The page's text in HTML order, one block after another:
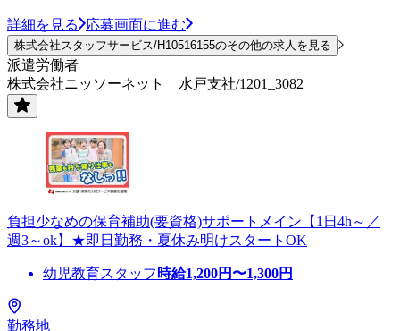
詳細を見る 応募画面に進む
株式会社スタッフサービス/H10516155のその他の求人を見る
派遣労働者
株式会社ニッソーネット 水戸支社/1201_3082
負担少なめの保育補助(要資格)サポートメイン【1日4h～／
週3～ok】★即日勤務・夏休み明けスタートOK
幼児教育スタッフ 時給1,200円〜1,300円
勤務地